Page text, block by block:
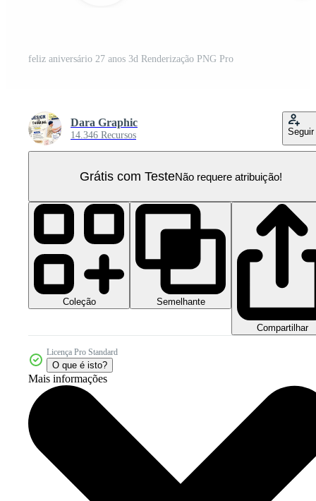
feliz aniversário 27 anos 3d Renderização PNG Pro
Dara Graphic
14.346 Recursos Seguir
Grátis com TesteNão requere atribuição!
Coleção Semelhante
Compartilhar
Licença Pro Standard
O que é isto?
Mais informações